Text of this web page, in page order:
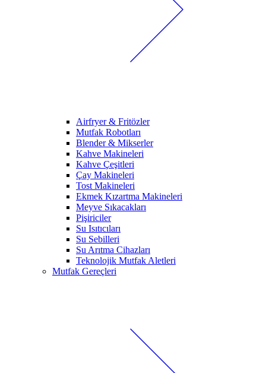
Airfryer & Fritözler
Mutfak Robotları
Blender & Mikserler
Kahve Makineleri
Kahve Çeşitleri
Çay Makineleri
Tost Makineleri
Ekmek Kızartma Makineleri
Meyve Sıkacakları
Pişiriciler
Su Isıtıcıları
Su Sebilleri
Su Arıtma Cihazları
Teknolojik Mutfak Aletleri
Mutfak Gereçleri